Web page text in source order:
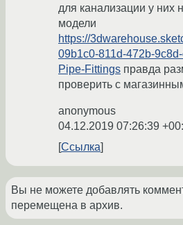
для канализации у них
модели
https://
09b1c0-811d-472b-
Pipe-Fittings правда
проверить с
anonymous
04.12.2019 07:26:39
Ссылка
Вы не можете добавлять
перемещена в архив.